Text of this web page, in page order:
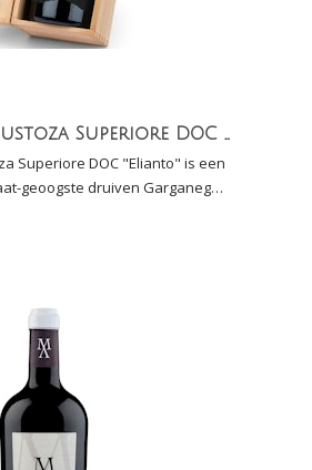
Magnum Custoza Superiore DOC "Elianto"
Superiore DOC "Elianto" is een
geoogste druiven Garganega